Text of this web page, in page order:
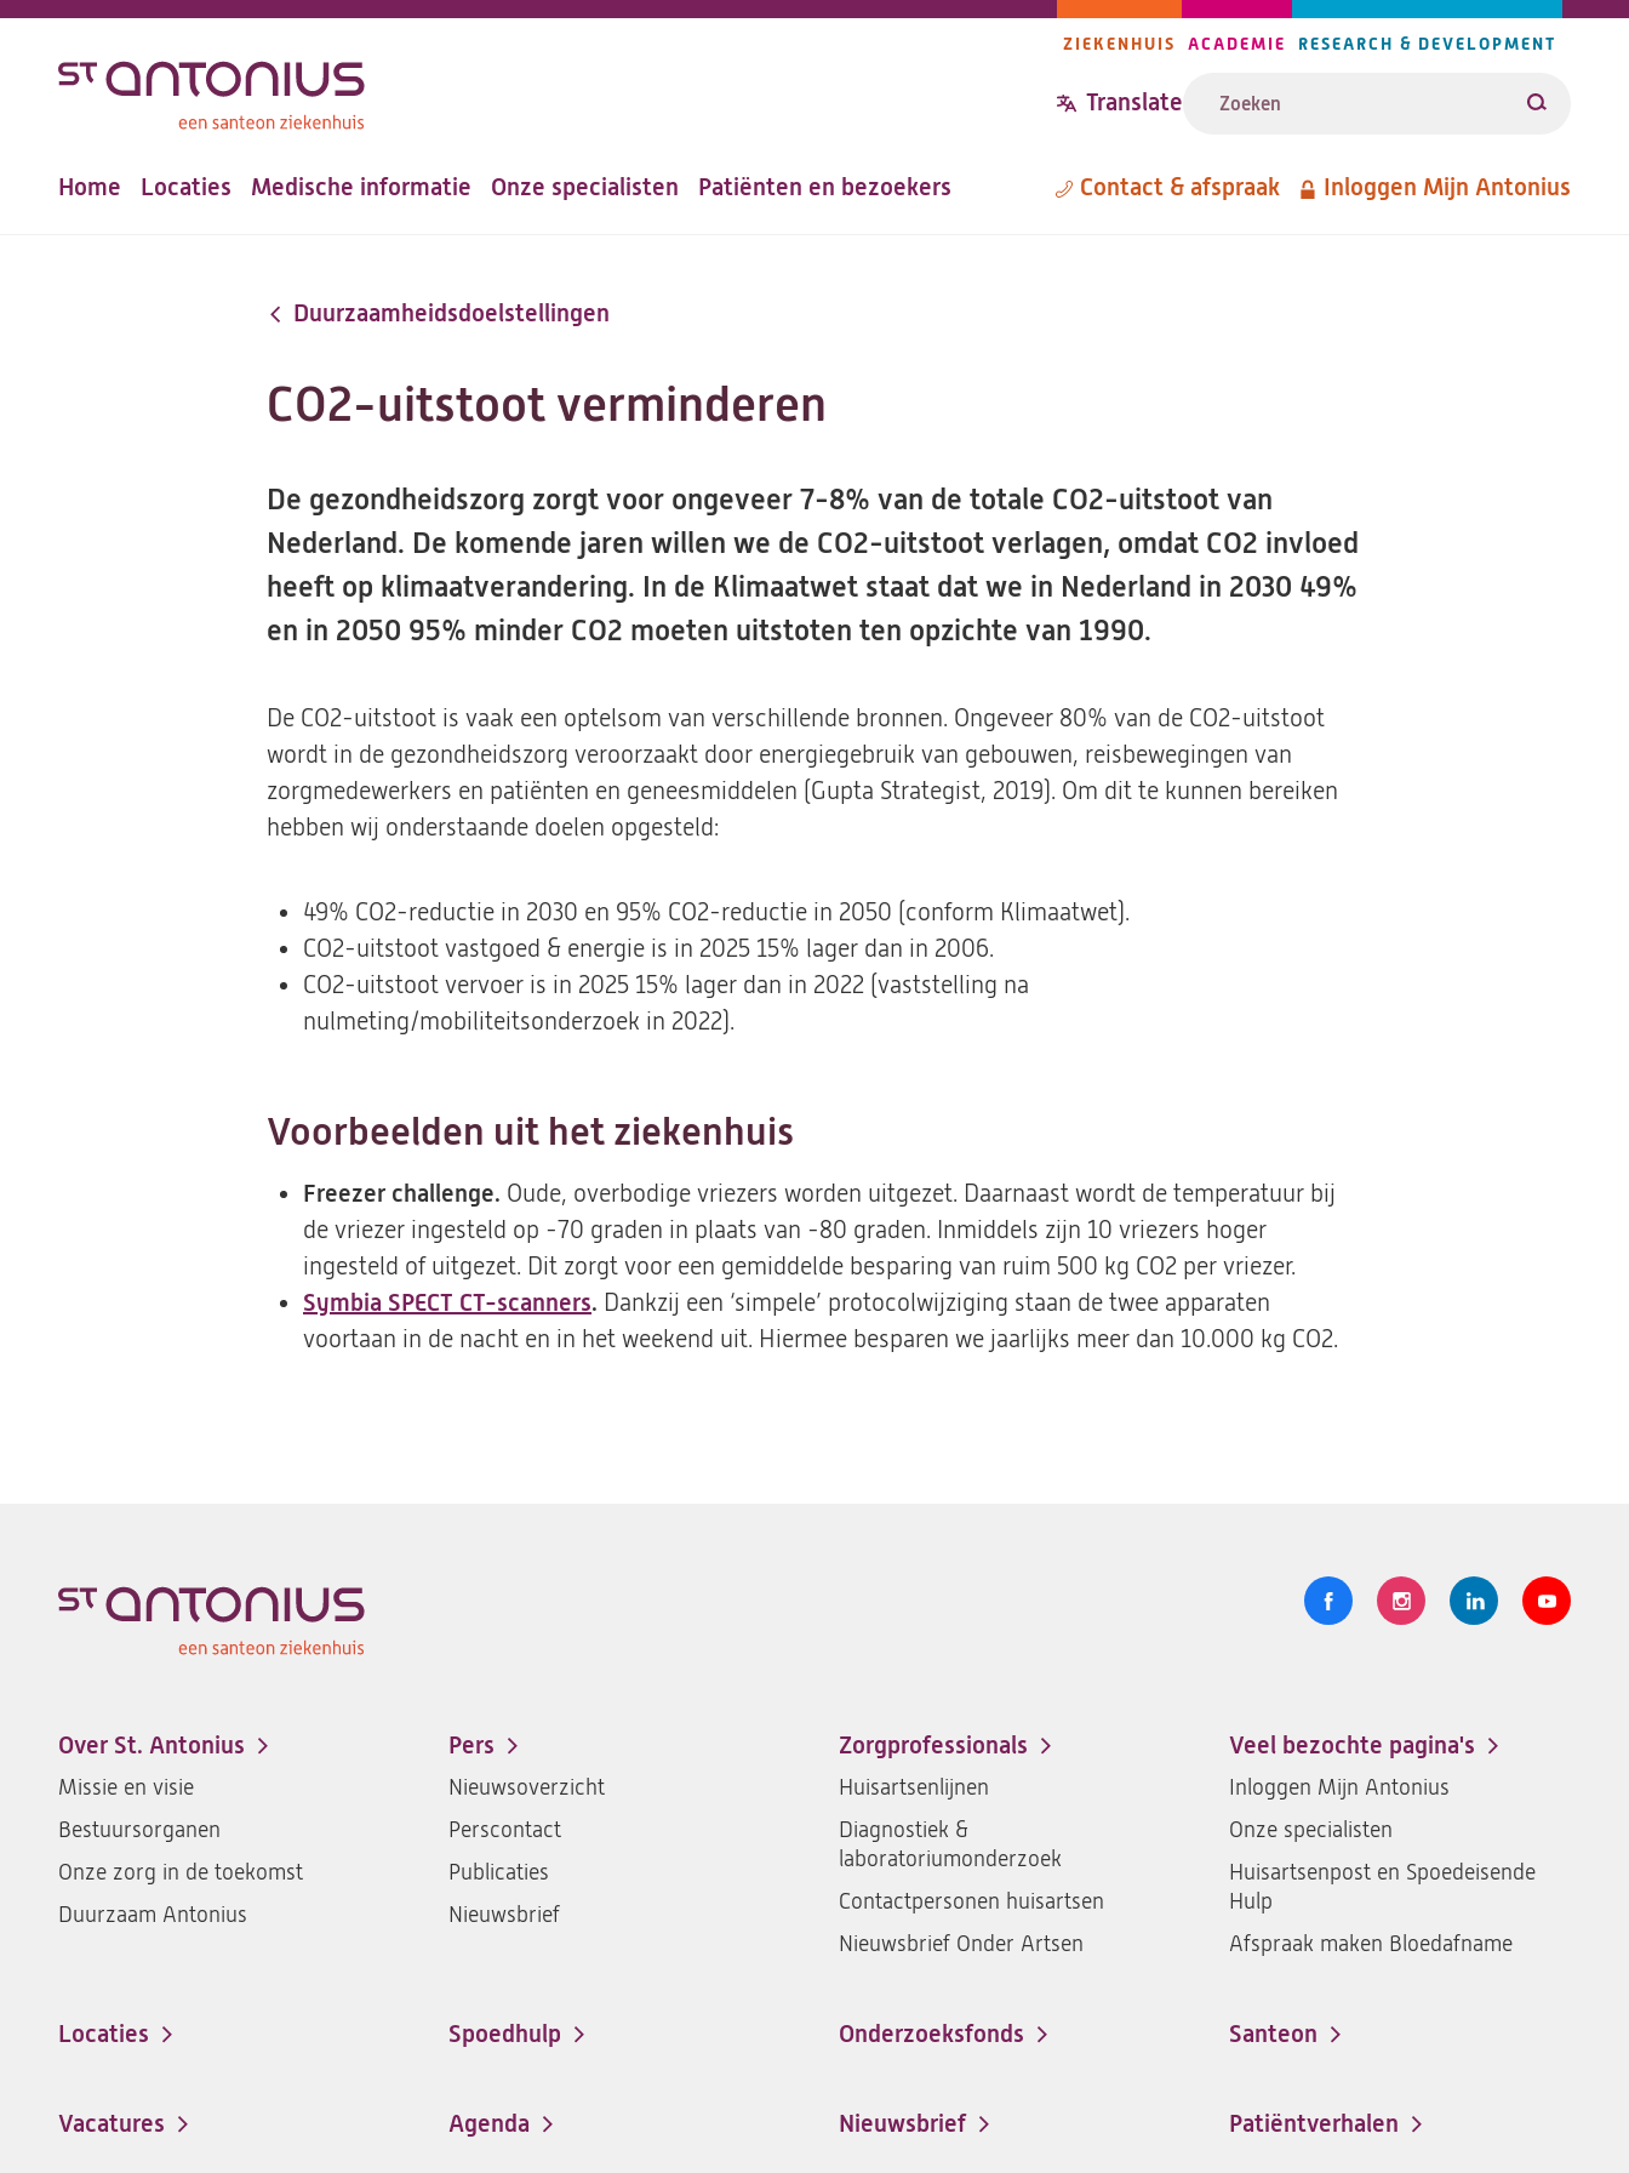
inhoud
navigatie
ZIEKENHUIS ACADEMIE RESEARCH & DEVELOPMENT
Translate Zoeken
Hoofdnavigatie
Home Locaties Medische informatie Onze specialisten Patiënten en bezoekers Metanavigatie
Contact & afspraak Inloggen Mijn Antonius
Duurzaamheidsdoelstellingen
CO2-uitstoot verminderen
De gezondheidszorg zorgt voor ongeveer 7-8% van de totale CO2-uitstoot van
Nederland. De komende jaren willen we de CO2-uitstoot verlagen, omdat CO2 invloed
heeft op klimaatverandering. In de Klimaatwet staat dat we in Nederland in 2030 49%
en in 2050 95% minder CO2 moeten uitstoten ten opzichte van 1990.
De CO2-uitstoot is vaak een optelsom van verschillende bronnen. Ongeveer 80% van de CO2-uitstoot
wordt in de gezondheidszorg veroorzaakt door energiegebruik van gebouwen, reisbewegingen van
zorgmedewerkers en patiënten en geneesmiddelen (Gupta Strategist, 2019). Om dit te kunnen bereiken
hebben wij onderstaande doelen opgesteld:
49% CO2-reductie in 2030 en 95% CO2-reductie in 2050 (conform Klimaatwet).
CO2-uitstoot vastgoed & energie is in 2025 15% lager dan in 2006.
CO2-uitstoot vervoer is in 2025 15% lager dan in 2022 (vaststelling na
nulmeting/mobiliteitsonderzoek in 2022).
Voorbeelden uit het ziekenhuis
Freezer challenge. Oude, overbodige vriezers worden uitgezet. Daarnaast wordt de temperatuur bij
de vriezer ingesteld op -70 graden in plaats van -80 graden. Inmiddels zijn 10 vriezers hoger
ingesteld of uitgezet. Dit zorgt voor een gemiddelde besparing van ruim 500 kg CO2 per vriezer.
Symbia SPECT CT-scanners. Dankzij een ‘simpele’ protocolwijziging staan de twee apparaten
voortaan in de nacht en in het weekend uit. Hiermee besparen we jaarlijks meer dan 10.000 kg CO2.
Volg
Logo
santeon
ziekenhuis
op
Facebook
Logo
santeon
ziekenhuis
Instagram
Logo
santeon
LinkedIn
Logo
Footer-
menu
Over St. Antonius
Missie en visie
Bestuursorganen
Onze zorg in de toekomst
Duurzaam Antonius
Pers
Nieuwsoverzicht
Perscontact
Publicaties
Nieuwsbrief
Zorgprofessionals
Huisartsenlijnen
Diagnostiek &
laboratoriumonderzoek
Contactpersonen huisartsen
Nieuwsbrief Onder Artsen
Veel bezochte pagina's
Inloggen Mijn Antonius
Onze specialisten
Huisartsenpost en Spoedeisende
Hulp
Afspraak maken Bloedafname
Locaties Spoedhulp Onderzoeksfonds Santeon
(opent
een
Vacatures
(opent
Agenda Nieuwsbrief Patiëntverhalen